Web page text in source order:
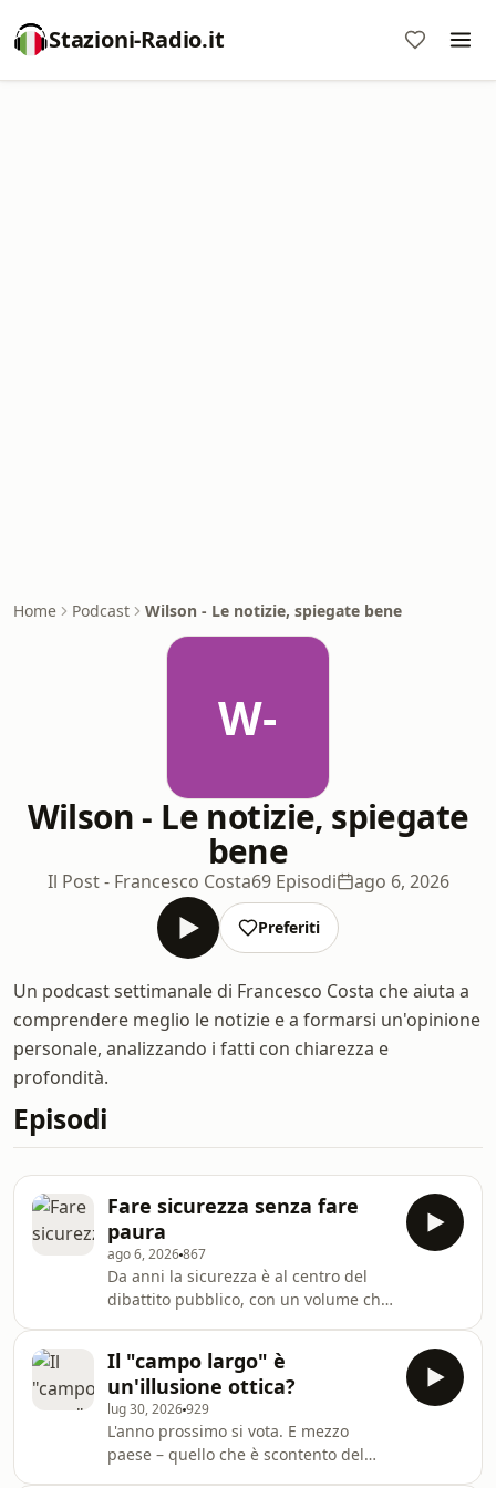
Stazioni-Radio.it
Home Podcast Wilson - Le notizie, spiegate bene
W-
Wilson - Le notizie, spiegate
bene
Il Post - Francesco Costa69 Episodi ago 6, 2026
Preferiti
Un podcast settimanale di Francesco Costa che aiuta a
comprendere meglio le notizie e a formarsi un'opinione
personale, analizzando i fatti con chiarezza e
profondità.
Episodi
Fare sicurezza senza fare
paura
ago 6, 2026867
Da anni la sicurezza è al centro del
dibattito pubblico, con un volume che
sulla paura. I reati più gravi calano,
ma la metà degli italiani si sente
meno sicura di prima. Cosa si
dovrebbe fare, allora,
sull’immigrazione, sui piccoli reati,
Il "campo largo" è
un'illusione ottica?
lug 30, 2026929
L'anno prossimo si vota. E mezzo
paese – quello che è scontento del